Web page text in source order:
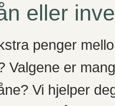
eller
penger
Valgene er
Vi hjelper